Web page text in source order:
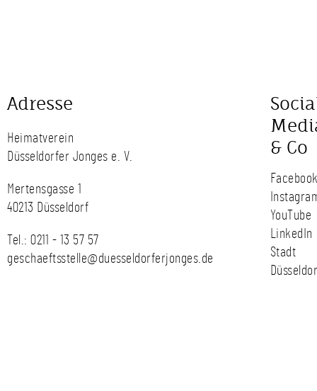
Adresse
Heimatverein
Düsseldorfer Jonges e. V.
Mertensgasse 1
40213 Düsseldorf
Tel.: 0211 - 13 57 57
geschaeftsstelle@duesseldorferjonges.de
& Co
YouTube
LinkedIn
Stadt